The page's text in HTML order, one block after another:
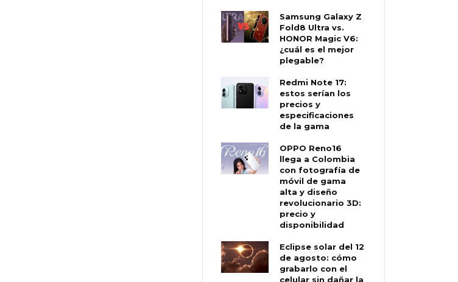
Samsung Galaxy Z
Fold8 Ultra vs.
HONOR Magic V6:
¿cuál es el mejor
plegable?
Redmi Note 17:
estos serían los
precios y
especificaciones
de la gama
OPPO Reno16
llega a Colombia
con fotografía de
móvil de gama
alta y diseño
revolucionario 3D:
precio y
disponibilidad
Eclipse solar del 12
de agosto: cómo
grabarlo con el
celular sin dañar la